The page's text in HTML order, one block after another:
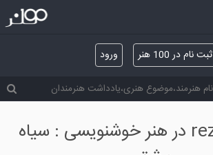
ثبت نام در 100 هنر ورود
اثر rezaasadi در هنر خوشنویسی : سیاه